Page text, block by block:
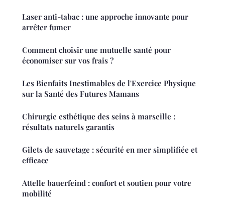
Laser anti-tabac : une approche innovante pour
arrêter fumer
Comment choisir une mutuelle santé pour
économiser sur vos frais ?
Les Bienfaits Inestimables de l'Exercice Physique
sur la Santé des Futures Mamans
Chirurgie esthétique des seins à marseille :
résultats naturels garantis
Gilets de sauvetage : sécurité en mer simplifiée et
efficace
Attelle bauerfeind : confort et soutien pour votre
mobilité